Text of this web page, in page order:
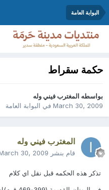
البوابة العامة
حكمة سقراط
بواسطه المغترب فيني وله
March 30, 2009في البوابة العامة
المغترب فيني وله
قام بنشر March 30, 2009
تذكر هذه الحكمه قبل نقل اي كلام